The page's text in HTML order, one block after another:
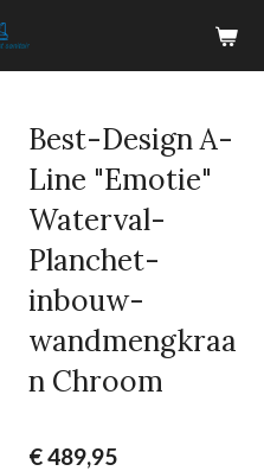
Best-Design A-
Line "Emotie"
Waterval-
Planchet-
inbouw-
wandmengkraa
n Chroom
€ 489,95